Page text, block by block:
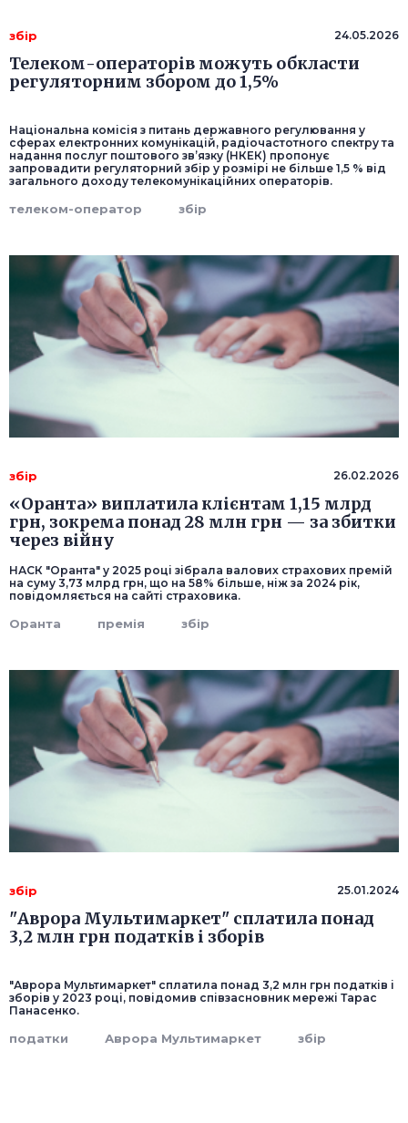
збір 24.05.2026
Телеком-операторів можуть обкласти
регуляторним збором до 1,5%
Національна комісія з питань державного регулювання у
сферах електронних комунікацій, радіочастотного спектру та
надання послуг поштового зв’язку (НКЕК) пропонує
запровадити регуляторний збір у розмірі не більше 1,5 % від
загального доходу телекомунікаційних операторів.
телеком-оператор збір
збір 26.02.2026
«Оранта» виплатила клієнтам 1,15 млрд
грн, зокрема понад 28 млн грн — за збитки
через війну
НАСК "Оранта" у 2025 році зібрала валових страхових премій
на суму 3,73 млрд грн, що на 58% більше, ніж за 2024 рік,
повідомляється на сайті страховика.
Оранта премія збір
збір 25.01.2024
"Аврора Мультимаркет" сплатила понад
3,2 млн грн податків і зборів
"Аврора Мультимаркет" сплатила понад 3,2 млн грн податків і
зборів у 2023 році, повідомив співзасновник мережі Тарас
Панасенко.
податки Аврора Мультимаркет збір